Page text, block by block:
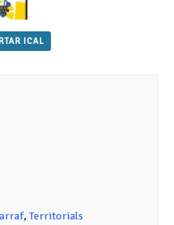
ICAL
,Territorials